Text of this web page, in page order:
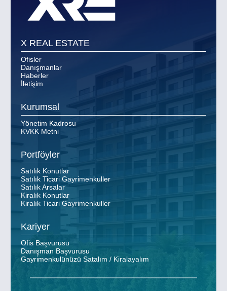
X REAL ESTATE
Ofisler
Danışmanlar
Haberler
İletişim
Kurumsal
Yönetim Kadrosu
KVKK Metni
Portföyler
Satılık Konutlar
Satılık Ticari Gayrimenkuller
Satılık Arsalar
Kiralık Konutlar
Kiralık Ticari Gayrimenkuller
Kariyer
Ofis Başvurusu
Danışman Başvurusu
Gayrimenkulünüzü Satalım / Kiralayalım